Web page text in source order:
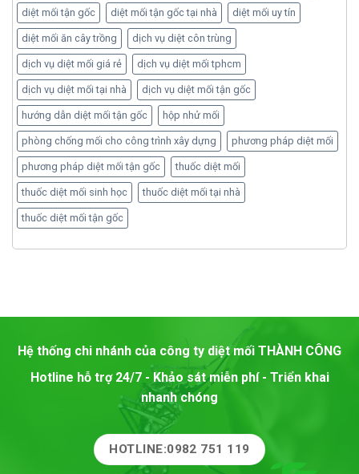
diệt mối tận gốc diệt mối tận gốc tại nhà diệt mối uy tín
diệt mối ăn cây trồng dịch vụ diệt côn trùng
dịch vụ diệt mối giá rẻ dịch vụ diệt mối tphcm
dịch vụ diệt mối tại nhà dịch vụ diệt mối tận gốc
hướng dẫn diệt mối tận gốc hộp nhử mối
phòng chống mối cho công trình xây dựng phương pháp diệt mối
phương pháp diệt mối tận gốc thuốc diệt mối
thuốc diệt mối sinh học thuốc diệt mối tại nhà
thuốc diệt mối tận gốc
Hệ thống chi nhánh của công ty diệt mối THÀNH CÔNG
Hotline hỗ trợ 24/7 - Khảo sát miễn phí - Triển khai
nhanh chóng
HOTLINE:0982 751 119